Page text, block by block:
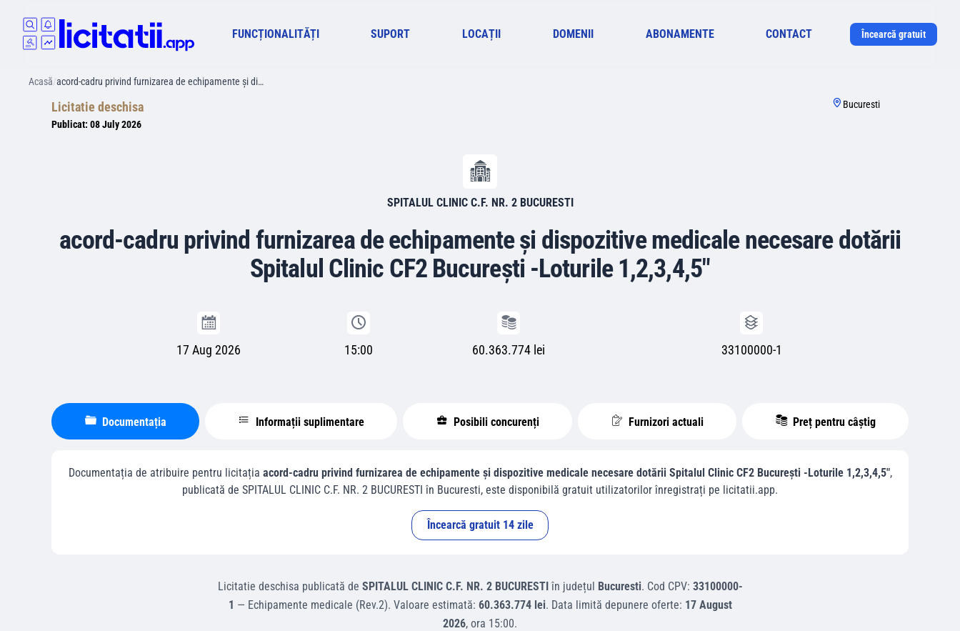
FUNCȚIONALITĂȚI SUPORT LOCAȚII DOMENII ABONAMENTE CONTACT Încearcă gratuit
Acasă/acord-cadru privind furnizarea de echipamente și di…
Licitatie deschisa
Publicat: 08 July 2026
Bucuresti
SPITALUL CLINIC C.F. NR. 2 BUCURESTI
acord-cadru privind furnizarea de echipamente și dispozitive medicale necesare dotării
Spitalul Clinic CF2 București -Loturile 1,2,3,4,5"
17 Aug 2026 15:00 60.363.774 lei 33100000-1
Documentația Informații suplimentare Posibili concurenți Furnizori actuali Preț pentru câștig
Documentația de atribuire pentru licitația acord-cadru privind furnizarea de echipamente și dispozitive medicale necesare dotării Spitalul Clinic CF2 București -Loturile 1,2,3,4,5",
publicată de SPITALUL CLINIC C.F. NR. 2 BUCURESTI în Bucuresti, este disponibilă gratuit utilizatorilor înregistrați pe licitatii.app.
Încearcă gratuit 14 zile
Licitatie deschisa publicată de SPITALUL CLINIC C.F. NR. 2 BUCURESTIîn județul Bucuresti. Cod CPV: 33100000-
1 — Echipamente medicale (Rev.2). Valoare estimată: 60.363.774 lei. Data limită depunere oferte: 17 August
2026, ora 15:00.